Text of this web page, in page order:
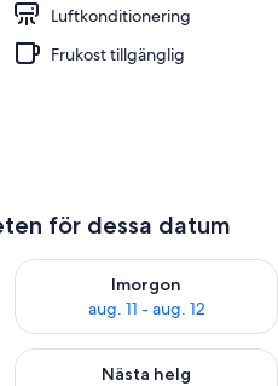
Luftkonditionering
Frukost tillgänglig
för dessa datum
aug. 10 - aug. 11
Imorgon
aug. 11 - aug. 12
Kontrollera tillgängligheten
här helgen aug. 14 - aug.
Nästa helg
Kontrollera tillgängligheten